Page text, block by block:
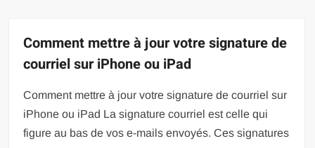
Comment mettre à jour votre signature de
courriel sur iPhone ou iPad
Comment mettre à jour votre signature de courriel sur
iPhone ou iPad La signature courriel est celle qui
figure au bas de vos e-mails envoyés. Ces signatures